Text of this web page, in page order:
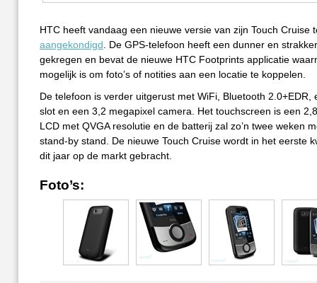
HTC heeft vandaag een nieuwe versie van zijn Touch Cruise
aangekondigd . De GPS-telefoon heeft een dunner en
gekregen en bevat de nieuwe HTC Footprints applicatie
mogelijk is om foto’s of notities aan een locatie te koppelen.
De telefoon is verder uitgerust met WiFi, Bluetooth 2.0+EDR,
slot en een 3,2 megapixel camera. Het touchscreen is een
LCD met QVGA resolutie en de batterij zal zo’n twee weken
stand-by stand. De nieuwe Touch Cruise wordt in het eerste
dit jaar op de markt gebracht.
Foto’s: